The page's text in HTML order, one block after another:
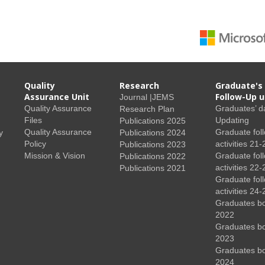
Quality
Assurance Unit
Quality Assurance
Files
Quality Assurance
Policy
Mission & Vision
Research
Journal |JEMS
Research Plan
Publications 2025
Publications 2024
Publications 2023
Publications 2022
Publications 2021
Graduate's
Follow-Up
Graduates’
Updating
Graduate
activities 21-
Graduate
activities 22-
Graduate
activities 24-
Graduates
2022
Graduates
2023
Graduates
2024